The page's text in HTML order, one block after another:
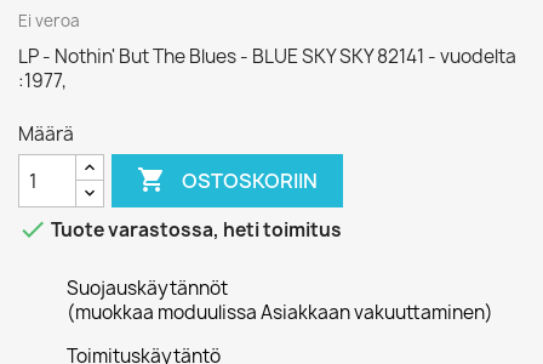
Ei veroa
LP - Nothin' But The Blues - BLUE SKY SKY 82141 - vuodelta
:1977,
Määrä
 OSTOSKORIIN
 Tuote varastossa, heti toimitus
Suojauskäytännöt
(muokkaa moduulissa Asiakkaan vakuuttaminen)
Toimituskäytäntö